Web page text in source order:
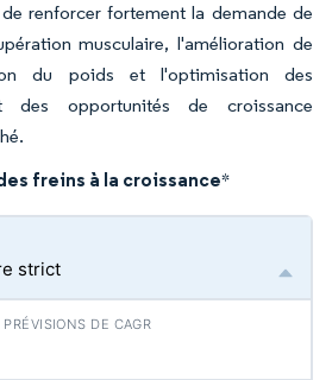
renforcer fortement la demande de
musculaire, l'amélioration de
du poids et l'optimisation des
des opportunités de croissance
freins à la croissance*
strict